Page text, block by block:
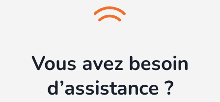
Vous avez besoin
d’assistance ?